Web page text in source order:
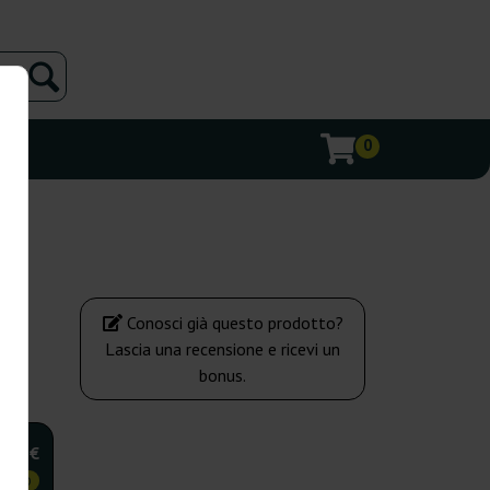
0
€
Conosci già questo prodotto?
Lascia una recensione e ricevi un
bonus.